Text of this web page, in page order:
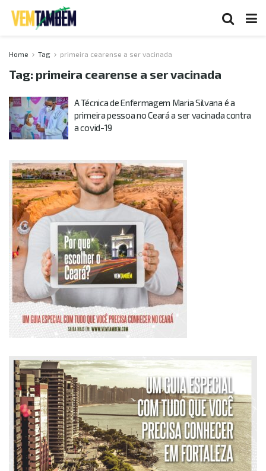
Home Tag primeira cearense a ser vacinada
Tag: primeira cearense a ser vacinada
A Técnica de Enfermagem Maria Silvana é a
primeira pessoa no Ceará a ser vacinada contra
a covid-19